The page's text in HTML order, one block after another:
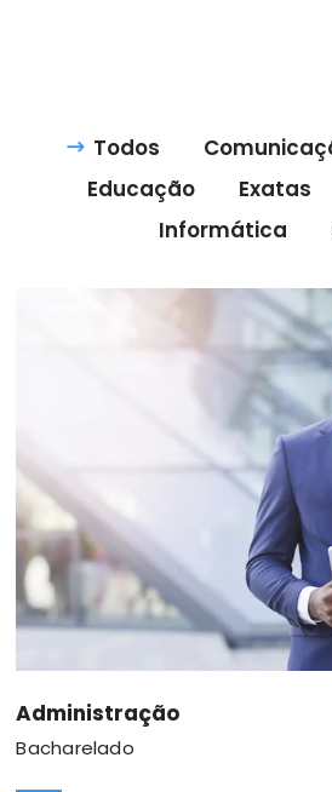
Todos
Educação
Exatas
Informática
Administração
Bacharelado